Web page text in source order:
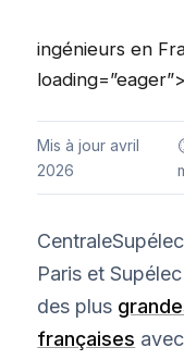
ingénieurs en
loading=”eager”>
Mis à jour avril
2026
Paris et
des plus
françaises